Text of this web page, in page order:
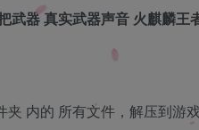
武器 真实武器声音 火麒麟王
夹 内的 所有文件，解压到游戏